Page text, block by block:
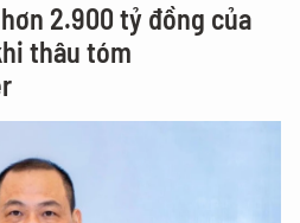
2.900 tỷ đồng của
thâu tóm